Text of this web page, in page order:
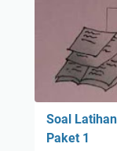
Soal
Paket 1